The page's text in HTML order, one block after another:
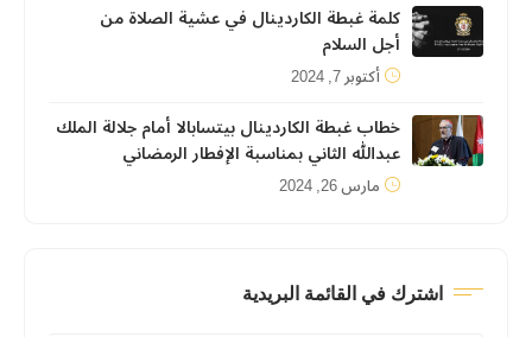
كلمة غبطة الكاردينال في عشية الصلاة من
أجل السلام
أكتوبر 7, 2024
خطاب غبطة الكاردينال بيتسابالا أمام جلالة الملك
عبدالله الثاني بمناسبة الإفطار الرمضاني
مارس 26, 2024
اشترك في القائمة البريدية